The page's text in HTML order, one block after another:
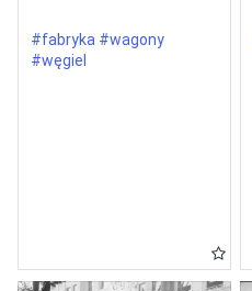
#fabryka #wagony
#węgiel